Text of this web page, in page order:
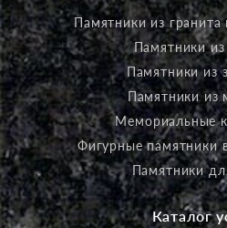
Памятники из гранита
Памятники
Памятники из
Памятники из
Мемориальные
Фигурные памятники
Памятники
Каталог